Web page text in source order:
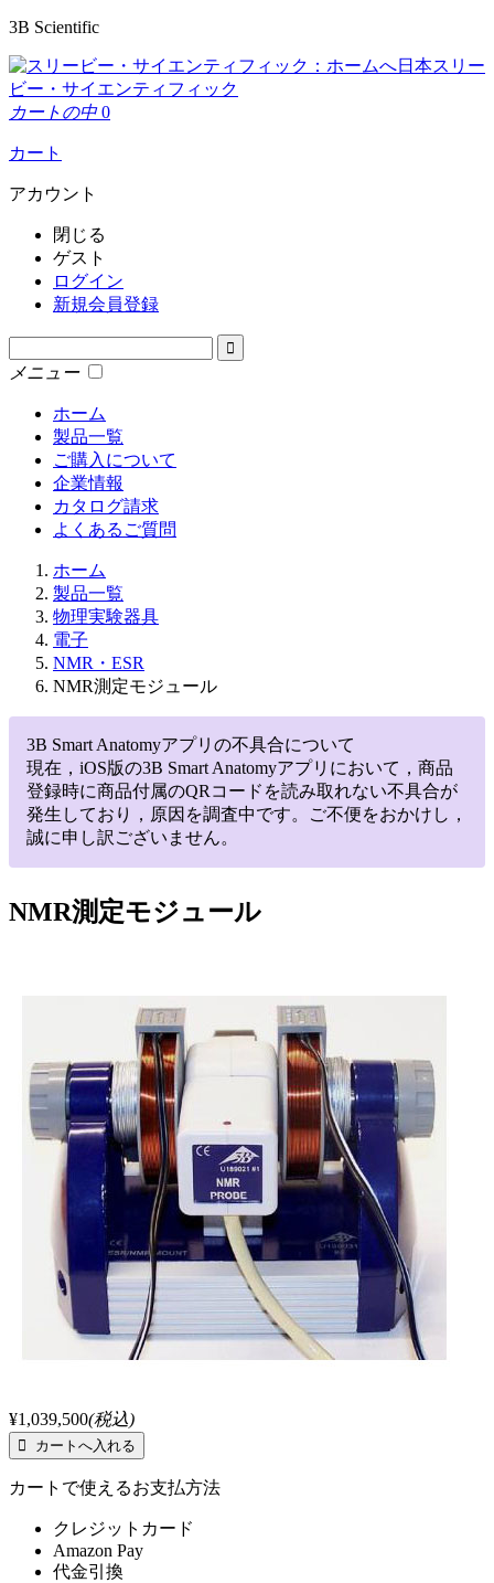
3B Scientific
日本スリー
ビー・サイエンティフィック
カートの中 0
カート
アカウント
閉じる
ゲスト
ログイン
新規会員登録
メニュー
ホーム
製品一覧
ご購入について
企業情報
カタログ請求
よくあるご質問
ホーム
製品一覧
物理実験器具
電子
NMR・ESR
NMR測定モジュール
3B Smart Anatomyアプリの不具合について
現在，iOS版の3B Smart Anatomyアプリにおいて，商品
登録時に商品付属のQRコードを読み取れない不具合が
発生しており，原因を調査中です。ご不便をおかけし，
誠に申し訳ございません。
NMR測定モジュール
¥1,039,500(税込)
カートで使えるお支払方法
クレジットカード
Amazon Pay
代金引換